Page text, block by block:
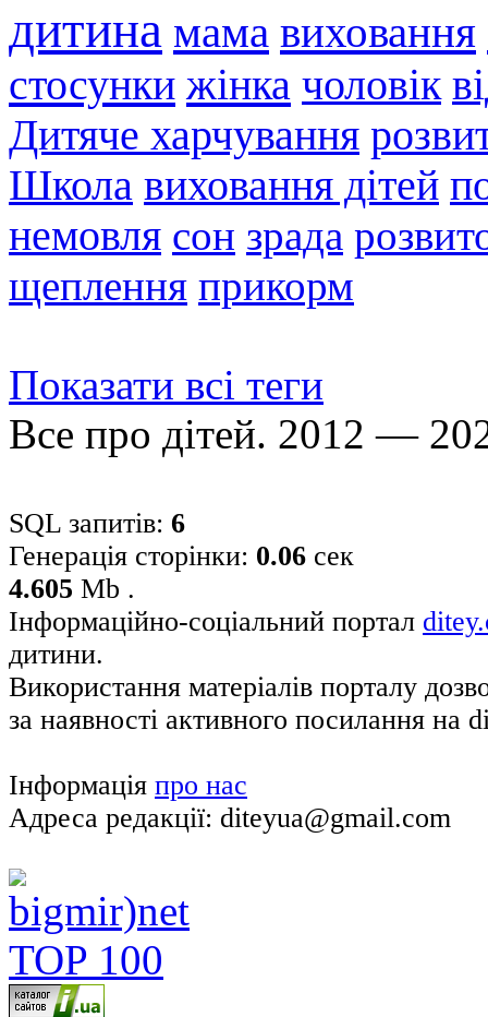
дитина мама виховання
стосунки жінка чоловік
Дитяче харчування
Школа виховання дітей
немовля сон зрада
щеплення прикорм
Показати всі теги
Все про дітей. 2012 —
SQL запитів: 6
Генерація сторінки: 0.06 сек
4.605 Mb .
Інформаційно-соціальний портал
дитини.
Використання матеріалів порталу
за наявності активного посилання на
Інформація про нас
Адреса редакції: diteyua@gmail.com